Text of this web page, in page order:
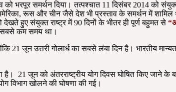
भरपूर समर्थन दिया। तत्पश्चात 11 दिसंबर 2014 को
रूस और चीन जैसे देश भी प्रस्ताव के समर्थन में शामिल
हुए संयुक्त राष्ट्र में 90 दिनों के भीतर ही पूर्ण बहुमत से
सबसे कम समय था।
21 जून उत्तरी गोलार्ध का सबसे लंबा दिन है। भारतीय
जून को अंतरराष्ट्रीय योग दिवस घोषित किए जाने के
विभाग खोलने की घोषणा की गई।